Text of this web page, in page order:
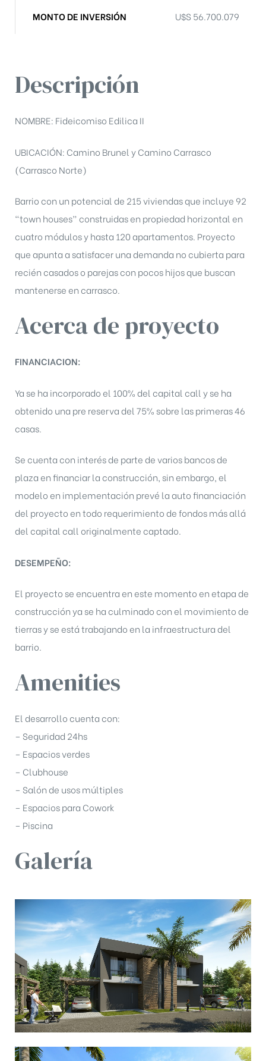
MONTO DE INVERSIÓN
U$S 56.700.079
Descripción
NOMBRE: Fideicomiso Edilica II
UBICACIÓN: Camino Brunel y Camino Carrasco
(Carrasco Norte)
Barrio con un potencial de 215 viviendas que incluye 92
“town houses” construidas en propiedad horizontal en
cuatro módulos y hasta 120 apartamentos. Proyecto
que apunta a satisfacer una demanda no cubierta para
recién casados o parejas con pocos hijos que buscan
mantenerse en carrasco.
Acerca de proyecto
FINANCIACION:
Ya se ha incorporado el 100% del capital call y se ha
obtenido una pre reserva del 75% sobre las primeras 46
casas.
Se cuenta con interés de parte de varios bancos de
plaza en financiar la construcción, sin embargo, el
modelo en implementación prevé la auto financiación
del proyecto en todo requerimiento de fondos más allá
del capital call originalmente captado.
DESEMPEÑO:
El proyecto se encuentra en este momento en etapa de
construcción ya se ha culminado con el movimiento de
tierras y se está trabajando en la infraestructura del
barrio.
Amenities
El desarrollo cuenta con:
– Seguridad 24hs
– Espacios verdes
– Clubhouse
– Salón de usos múltiples
– Espacios para Cowork
– Piscina
Galería